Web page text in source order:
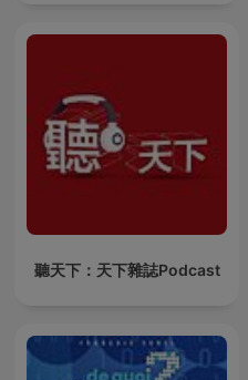
聽天下：天下雜誌Podcast